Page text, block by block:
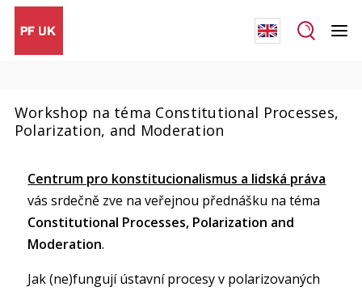
Workshop na téma Constitutional Processes,
Polarization, and Moderation
Centrum pro konstitucionalismus a lidská práva
vás srdečně zve na veřejnou přednášku na téma
Constitutional Processes, Polarization and
Moderation.
Jak (ne)fungují ústavní procesy v polarizovaných